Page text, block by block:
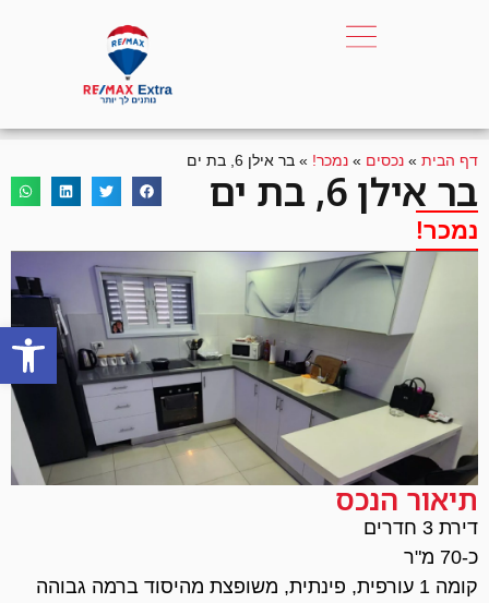
פתח
דף הבית » נכסים » נמכר! » בר אילן 6, בת ים
בר אילן 6, בת ים
נמכר!
תיאור הנכס
דירת 3 חדרים
כ-70 מ"ר
קומה 1 עורפית, פינתית, משופצת מהיסוד ברמה גבוהה